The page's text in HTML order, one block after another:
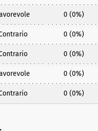
0 (0%)
0 (0%)
0 (0%)
0 (0%)
0 (0%)